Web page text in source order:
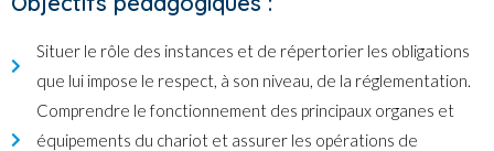
Situer le rôle des instances et de répertorier les obligations
que lui impose le respect, à son niveau, de la réglementation.
Comprendre le fonctionnement des principaux organes et
équipements du chariot et assurer les opérations de